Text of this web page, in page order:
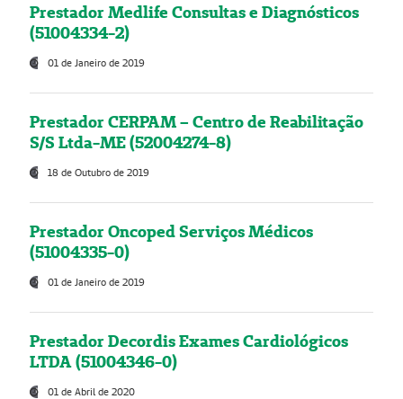
Prestador Medlife Consultas e Diagnósticos
(51004334-2)
01 de Janeiro de 2019
Prestador CERPAM – Centro de Reabilitação
S/S Ltda-ME (52004274-8)
18 de Outubro de 2019
Prestador Oncoped Serviços Médicos
(51004335-0)
01 de Janeiro de 2019
Prestador Decordis Exames Cardiológicos
LTDA (51004346-0)
01 de Abril de 2020